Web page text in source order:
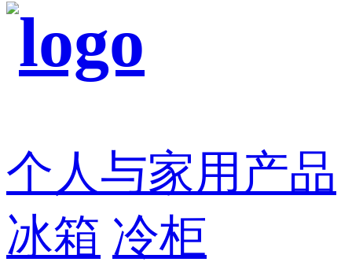
个人与家用产品
冰箱 冷柜